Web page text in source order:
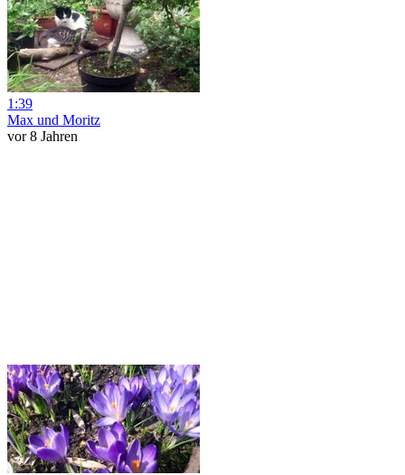
1:39
Max und Moritz
vor 8 Jahren